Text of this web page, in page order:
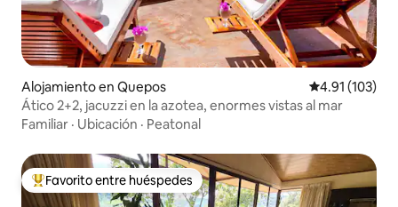
Alojamiento en Quepos Calificación
4.91 (103)
Ático 2+2, jacuzzi en la azotea, enormes vistas al mar
Familiar · Ubicación · Peatonal
Favorito entre huéspedes preferido
Favorito entre huéspedes